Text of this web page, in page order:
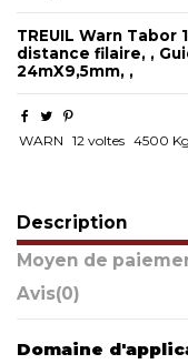
TREUIL Warn Tabor
distance filaire, ,
24mX9,5mm, ,
WARN 12 voltes 4500 Kg
Description
Moyen de
Avis(0)
Domaine